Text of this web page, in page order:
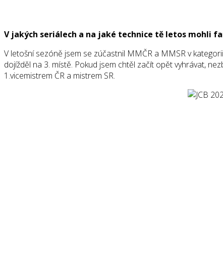
V jakých seriálech a na jaké technice tě letos mohli
V letošní sezóně jsem se zúčastnil MMČR a MMSR v
dojížděl na 3. místě. Pokud jsem chtěl začít opět vyhrávat,
1.vicemistrem ČR a mistrem SR.